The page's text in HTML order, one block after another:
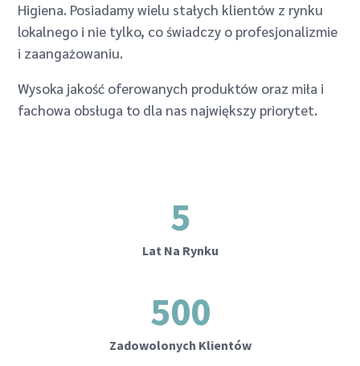
Higiena. Posiadamy wielu stałych klientów z rynku
lokalnego i nie tylko, co świadczy o profesjonalizmie
i zaangażowaniu.
Wysoka jakość oferowanych produktów oraz miła i
fachowa obsługa to dla nas największy priorytet.
5
Lat Na Rynku
500
Zadowolonych Klientów